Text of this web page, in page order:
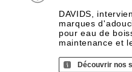
DAVIDS,
marques
pour eau de
maintenance et
Découvrir nos